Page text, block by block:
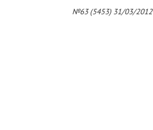
4
№63 (5453) 31/03/2012